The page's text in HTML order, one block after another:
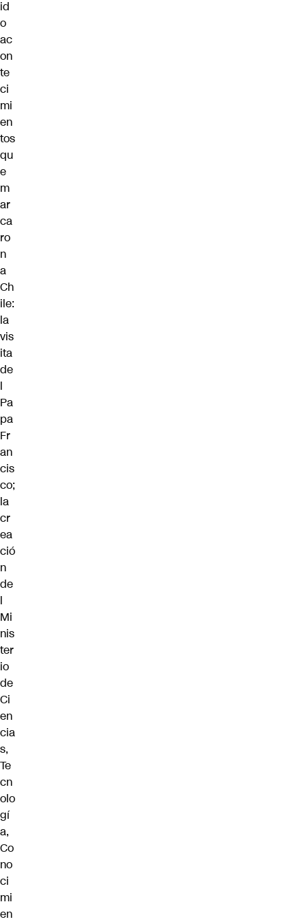
id
o
ac
on
te
ci
mi
en
tos
qu
e
m
ar
ca
ro
n
a
Ch
ile:
la
vis
ita
de
l
Pa
pa
Fr
an
cis
co;
la
cr
ea
ció
n
de
l
Mi
nis
ter
io
de
Ci
en
cia
s,
Te
cn
olo
gí
a,
Co
no
ci
mi
en